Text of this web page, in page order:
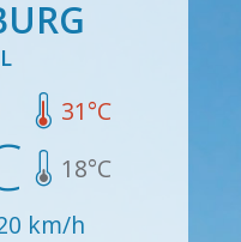
31°C
18°C
km/h